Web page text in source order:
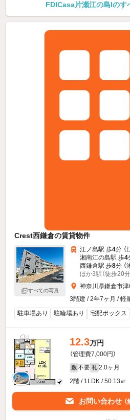
FDICasa片瀬江の島Iのす
Crest西鎌倉の賃貸物件
すべての写真
江ノ島駅 歩4分 （
湘南江の島駅 歩4
西鎌倉駅 歩8分 （
ほか3駅（徒歩20分
神奈川県鎌倉市
3階建 / 2年7ヶ月 / 軽
駐車場あり
駐輪場あり 宅配ボックス
12.3万円
（管理費7,000円）
敷 不要 礼 2.0ヶ月
2階 / 1LDK / 50.13㎡
お問い合わせ （